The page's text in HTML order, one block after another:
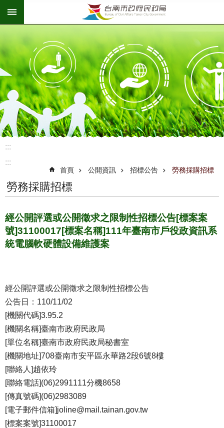
跳到主要內容區塊
:::
:::
首頁 公開資訊 招標公告 勞務採購招標
勞務採購招標
經公開評選或公開徵求之限制性招標公告[標案案
號]31100017[標案名稱]111年臺南市戶役政資訊系
統電腦軟硬體設備維護案
經公開評選或公開徵求之限制性招標公告
公告日：110/11/02
[機關代碼]3.95.2
[機關名稱]臺南市政府民政局
[單位名稱]臺南市政府民政局秘書室
[機關地址]708臺南市安平區永華路2段6號8樓
[聯絡人]趙依玲
[聯絡電話](06)2991111分機8658
[傳真號碼](06)2983089
[電子郵件信箱]joline@mail.tainan.gov.tw
[標案案號]31100017